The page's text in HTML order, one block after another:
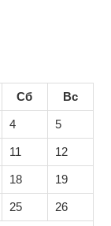
Сб Вс
4 5
11 12
18 19
25 26